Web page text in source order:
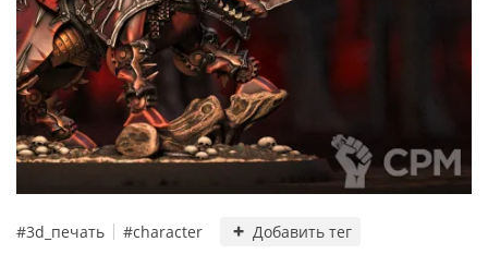
#3d_печать #character Добавить тег